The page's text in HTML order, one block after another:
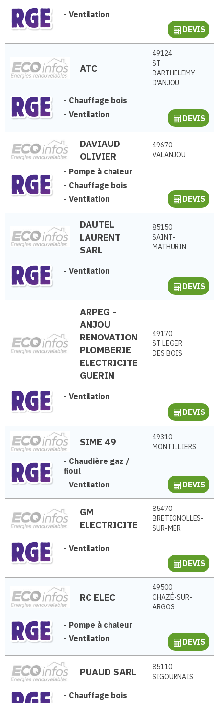
- Ventilation
DEVIS
ATC
49124
ST
BARTHELEMY
D'ANJOU
- Chauffage bois
- Ventilation DEVIS
DAVIAUD
OLIVIER
49670
VALANJOU
- Pompe à chaleur
- Chauffage bois
- Ventilation DEVIS
DAUTEL
LAURENT
SARL
85150
SAINT-
MATHURIN
- Ventilation
DEVIS
ARPEG -
ANJOU
RENOVATION
PLOMBERIE
ELECTRICITE
GUERIN
49170
ST LEGER
DES BOIS
- Ventilation
DEVIS
SIME 49
49310
MONTILLIERS
- Chaudière gaz /
fioul
- Ventilation DEVIS
GM
ELECTRICITE
85470
BRETIGNOLLES-
SUR-MER
- Ventilation
DEVIS
RC ELEC
49500
CHAZÉ-SUR-
ARGOS
- Pompe à chaleur
- Ventilation DEVIS
PUAUD SARL
85110
SIGOURNAIS
- Chauffage bois